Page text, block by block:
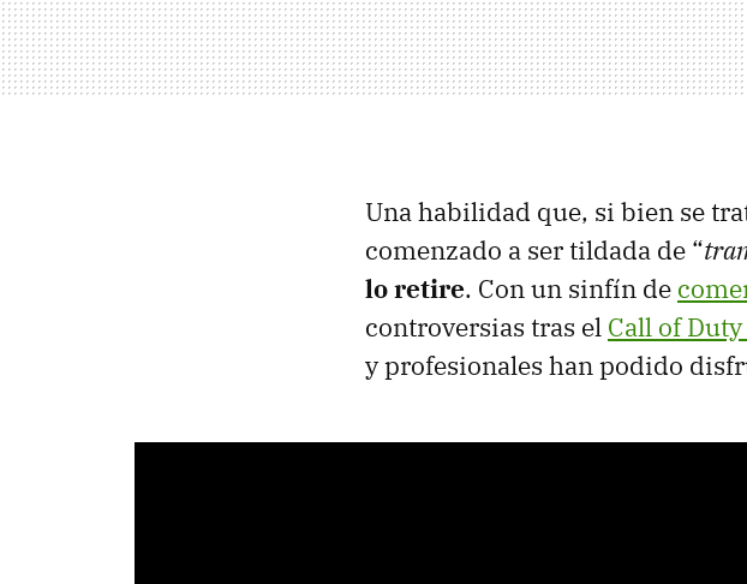
Una habilidad que, si bien se
comenzado a ser tildada de “
lo retire. Con un sinfín de
controversias tras el Call of
y profesionales han podido